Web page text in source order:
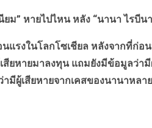
ยม” หายไปไหน หลัง “นานา ไรบีน
แรงในโลกโซเชียล หลังจากที่ก่อ
สียหายมาลงทุน แถมยังมีข้อมูลว่
ามีผู้เสียหายจากเคสของนานาหล